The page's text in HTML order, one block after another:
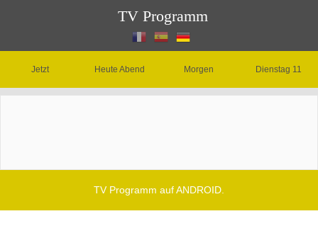
TV Programm
Jetzt Heute Abend Morgen Dienstag 11
TV Programm auf ANDROID.